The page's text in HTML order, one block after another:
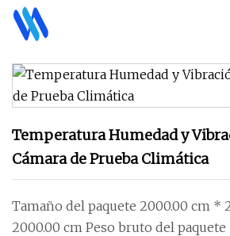
Temperatura Humedad y
Cámara de Prueba Climática
Tamaño del paquete 2000.00 cm *
2000.00 cm Peso bruto del paquete